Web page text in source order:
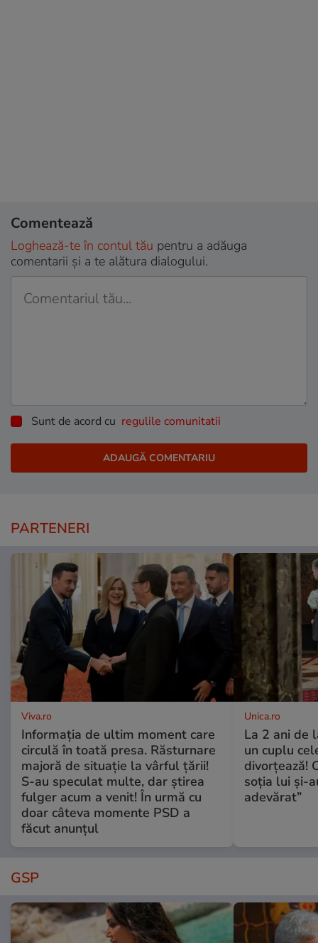
Comentează
Loghează-te în contul tău pentru a adăuga
comentarii și a te alătura dialogului.
Sunt de acord cu regulile comunitatii
PARTENERI
Viva.ro
Informația de ultim moment care
circulă în toată presa. Răsturnare
majoră de situație la vârful țării!
S-au speculat multe, dar știrea
fulger acum a venit! În urmă cu
doar câteva momente PSD a
făcut anunțul
Unica.ro
La 2 ani de
un cuplu
divorțează!
soția lui și-
adevărat”
GSP